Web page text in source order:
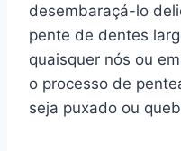
desembaraçá-lo
pente de dentes
quaisquer nós ou
o processo de
seja puxado ou